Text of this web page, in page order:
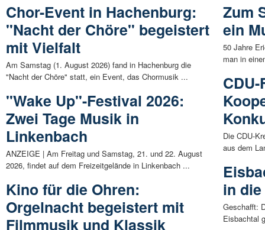
Chor-Event in Hachenburg:
"Nacht der Chöre" begeistert
mit Vielfalt
Am Samstag (1. August 2026) fand in Hachenburg die
"Nacht der Chöre" statt, ein Event, das Chormusik ...
"Wake Up"-Festival 2026:
Zwei Tage Musik in
Linkenbach
ANZEIGE | Am Freitag und Samstag, 21. und 22. August
2026, findet auf dem Freizeitgelände in Linkenbach ...
Kino für die Ohren:
Orgelnacht begeistert mit
Filmmusik und Klassik
Zum
ein
50 Jahre
man in
Die CDU-
aus dem
in
Geschafft:
Eisbachtal